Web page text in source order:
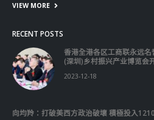
VIEW MORE
RECENT POSTS
香港全港各区工商联永远
(深圳)乡村振兴产业博览会
2023-12-18
向均羚：打破美西方政治破壞 積極投入